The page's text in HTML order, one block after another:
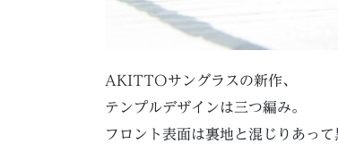
AKITTOサングラスの新作、
テンプルデザインは三つ編み。
フロント表面は裏地と混じりあっ